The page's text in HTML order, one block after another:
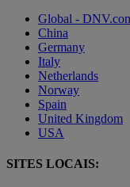
Global -
China
Germany
Italy
Netherlands
Norway
Spain
United Kingdom
USA
SITES LOCAIS: